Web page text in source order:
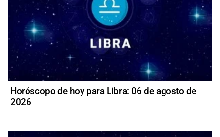
Horóscopo de hoy para Libra: 06 de agosto de
2026